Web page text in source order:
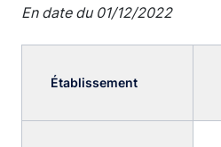
En date du 01/12/2022
Établissement